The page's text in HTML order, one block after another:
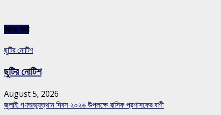
আরও খবর
ছুটির নোটিশ
ছুটির নোটিশ
August 5, 2026
জুলাই গণঅভ্যুত্থান দিবস ২০২৬ উপলক্ষে রাসিক প্রশাসকের বাণী